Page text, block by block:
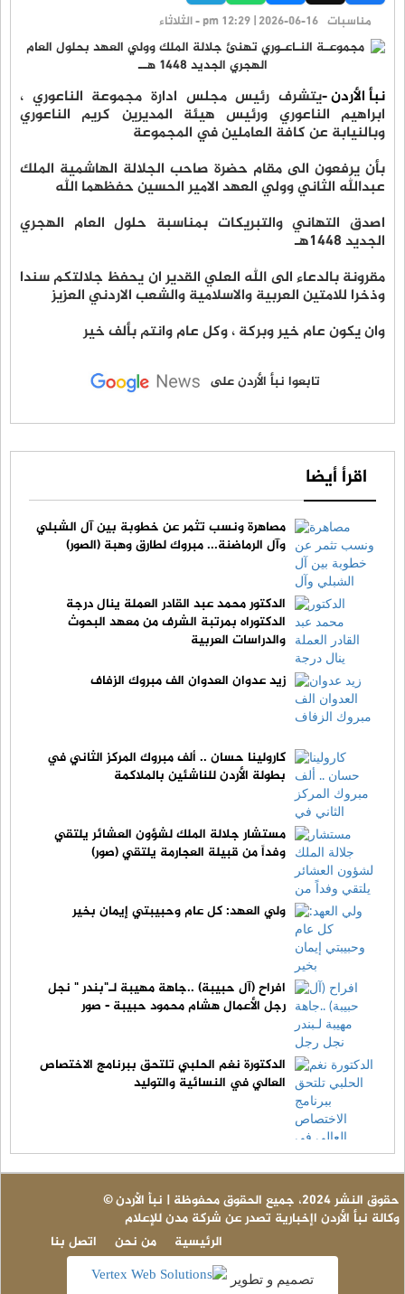
مناسبات pm 12:29 | 2026-06-16 - الثلاثاء
نبأ الأردن -يتشرف رئيس مجلس ادارة مجموعة الناعوري ،
ابراهيم الناعوري ورئيس هيئة المديرين كريم الناعوري
وبالنيابة عن كافة العاملين في المجموعة
بأن يرفعون الى مقام حضرة صاحب الجلالة الهاشمية الملك
عبدالله الثاني وولي العهد الامير الحسين حفظهما الله
اصدق التهاني والتبريكات بمناسبة حلول العام الهجري
الجديد 1448هـ
مقرونة بالدعاء الى الله العلي القدير ان يحفظ جلالتكم سندا
وذخرا للامتين العربية والاسلامية والشعب الاردني العزيز
وان يكون عام خير وبركة ، وكل عام وانتم بألف خير
تابعوا نبأ الأردن على
اقرأ أيضا
مصاهرة ونسب تثمر عن خطوبة بين آل الشبلي
وآل الرماضنة... مبروك لطارق وهبة (الصور)
الدكتور محمد عبد القادر العملة ينال درجة
الدكتوراه بمرتبة الشرف من معهد البحوث
والدراسات العربية
زيد عدوان العدوان الف مبروك الزفاف
كارولينا حسان .. ألف مبروك المركز الثاني في
بطولة الأردن للناشئين بالملاكمة
مستشار جلالة الملك لشؤون العشائر يلتقي
وفداً من قبيلة العجارمة يلتقي (صور)
ولي العهد: كل عام وحبيبتي إيمان بخير
افراح (آل حبيبة) ..جاهة مهيبة لـ"بندر " نجل
رجل الأعمال هشام محمود حبيبة - صور
الدكتورة نغم الحلبي تلتحق ببرنامج الاختصاص
العالي في النسائية والتوليد
© حقوق النشر 2024، جميع الحقوق محفوظة | نبأ الأردن
وكالة نبأ الأردن اإخبارية تصدر عن شركة مدن للإعلام
اتصل بنا
من نحن الرئيسية
تصميم و تطوير